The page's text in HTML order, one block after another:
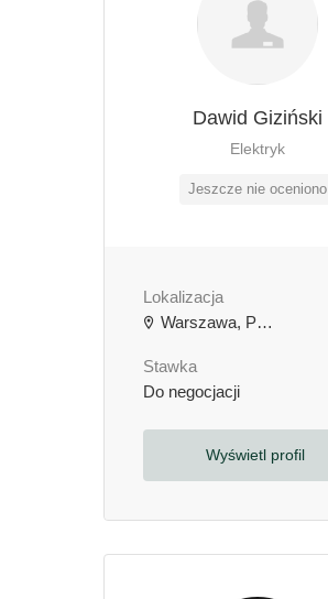
Dawid Giziński
Elektryk
Jeszcze nie oceniono
Lokalizacja
Warszawa, Polska
Stawka
Do negocjacji
Wyświetl profil